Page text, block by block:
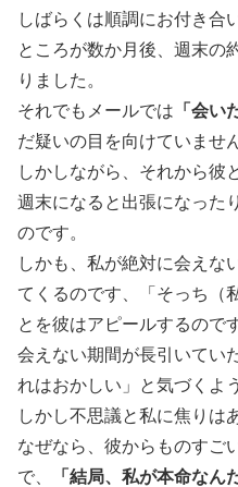
しばらくは順調にお付き合
ところが数か月後、週末の
りました。
それでもメールでは 「会い
だ疑いの目を向けていませ
しかしながら、それから彼
週末になると出張になった
のです。
しかも、私が絶対に会えな
てくるのです、「そっち（
とを彼はアピールするので
会えない期間が長引いてい
れはおかしい」と気づくよ
しかし不思議と私に焦りは
なぜなら、彼からものすご
で、
「結局、私が本命なん